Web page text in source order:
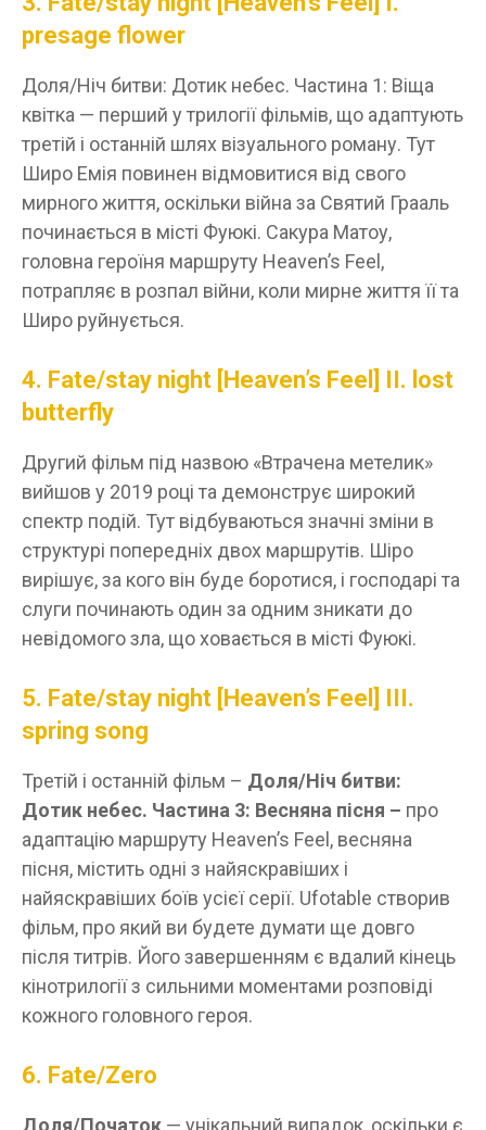
presage flower
Доля/Ніч битви: Дотик небес. Частина 1: Віща
квітка — перший у трилогії фільмів, що адаптують
третій і останній шлях візуального роману. Тут
Широ Емія повинен відмовитися від свого
мирного життя, оскільки війна за Святий Грааль
починається в місті Фуюкі. Сакура Матоу,
головна героїня маршруту Heaven’s Feel,
потрапляє в розпал війни, коли мирне життя її та
Широ руйнується.
4. Fate/stay night [Heaven’s Feel] II. lost
butterfly
Другий фільм під назвою «Втрачена метелик»
вийшов у 2019 році та демонструє широкий
спектр подій. Тут відбуваються значні зміни в
структурі попередніх двох маршрутів. Шіро
вирішує, за кого він буде боротися, і господарі та
слуги починають один за одним зникати до
невідомого зла, що ховається в місті Фуюкі.
5. Fate/stay night [Heaven’s Feel] III.
spring song
Третій і останній фільм – Доля/Ніч битви:
Дотик небес. Частина 3: Весняна пісня – про
адаптацію маршруту Heaven’s Feel, весняна
пісня, містить одні з найяскравіших і
найяскравіших боїв усієї серії. Ufotable створив
фільм, про який ви будете думати ще довго
після титрів. Його завершенням є вдалий кінець
кінотрилогії з сильними моментами розповіді
кожного головного героя.
6. Fate/Zero
Доля/Початок — унікальний випадок, оскільки є